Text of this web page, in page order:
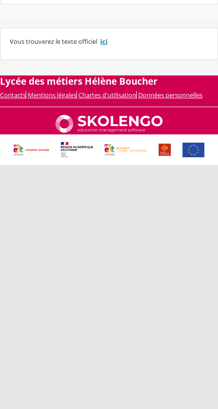
Vous trouverez le texte officiel ici
Lycée des métiers Hélène Boucher
Contacts Mentions légales Chartes d'utilisation Données personnelles